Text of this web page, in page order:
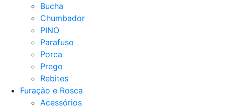
Bucha
Chumbador
PINO
Parafuso
Porca
Prego
Rebites
Furação e Rosca
Acessórios